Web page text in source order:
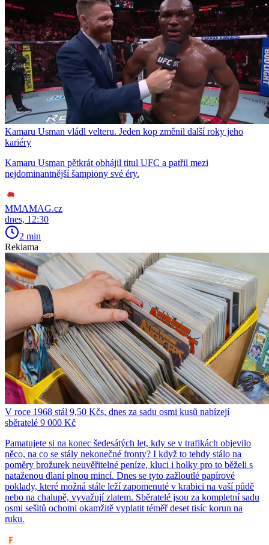
Kamaru Usman vládl velteru. Jeden kop změnil další roky jeho
kariéry
Kamaru Usman pětkrát obhájil titul UFC a patřil mezi
nejdominantnější šampiony své éry.
MMAMAG.cz
dnes, 12:30
2 min
Reklama
V roce 1968 stál 9,50 Kčs, dnes za sadu osmi kusů nabízejí
sběratelé 9 000 Kč
Pamatujete si na konec šedesátých let, kdy se v trafikách objevilo
něco, na co se stály nekonečné fronty? I když to tehdy stálo na
poměry brožurek neuvěřitelné peníze, kluci i holky pro to běželi s
nataženou dlaní plnou mincí. Dnes se tyto zažloutlé papírové
poklady, které možná stále leží zapomenuté v krabici na vaší půdě
nebo na chalupě, vyvažují zlatem. Sběratelé jsou za kompletní sadu
osmi sešitů ochotni okamžitě vyplatit téměř deset tisíc korun na
ruku.